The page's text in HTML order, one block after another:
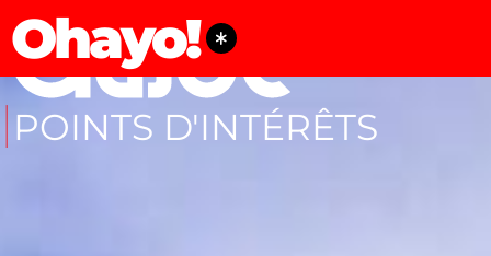
Ohayo!
POINTS D'INTÉRÊTS